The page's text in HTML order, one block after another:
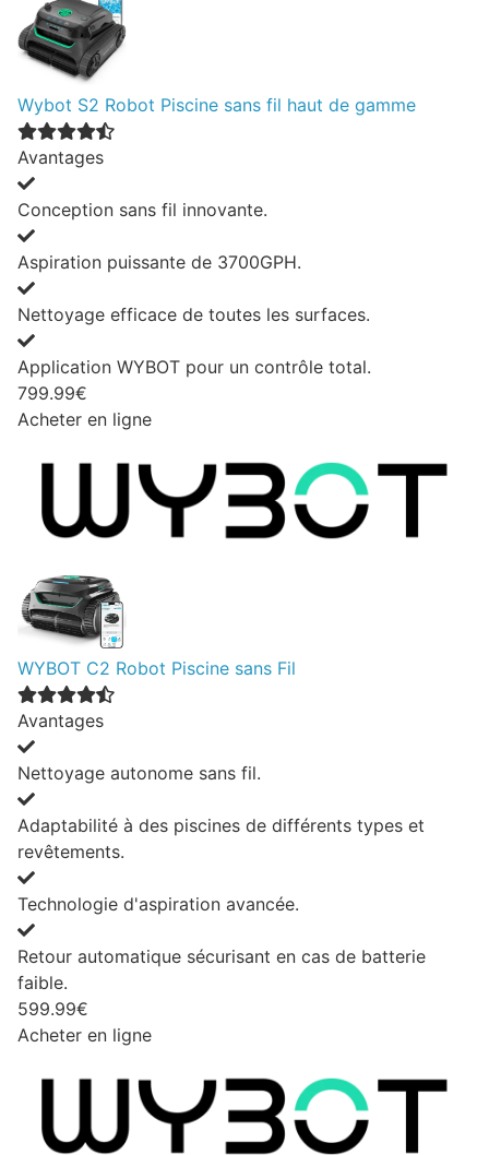
Wybot S2 Robot Piscine sans fil haut de gamme
Avantages
Conception sans fil innovante.
Aspiration puissante de 3700GPH.
Nettoyage efficace de toutes les surfaces.
Application WYBOT pour un contrôle total.
799.99€
Acheter en ligne
WYBOT C2 Robot Piscine sans Fil
Avantages
Nettoyage autonome sans fil.
Adaptabilité à des piscines de différents types et
revêtements.
Technologie d'aspiration avancée.
Retour automatique sécurisant en cas de batterie
faible.
599.99€
Acheter en ligne